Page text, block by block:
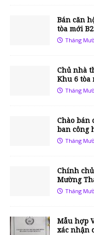
Bán căn
tòa mới
Tháng
Chủ nhà
Khu 6 tòa
Tháng
Chào bán
ban công
Tháng
Chính
Mường
Tháng
Mẫu hợp
xác nhận